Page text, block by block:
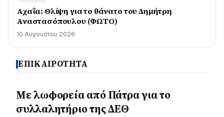
Αχαΐα: Θλίψη για το θάνατο του Δημήτρη
Αναστασόπουλου (ΦΩΤΟ)
10 Αυγούστου 2026
ΕΠΙΚΑΙΡΟΤΗΤΑ
Με λωφορεία από Πάτρα για το
συλλαλητήριο της ΔΕΘ